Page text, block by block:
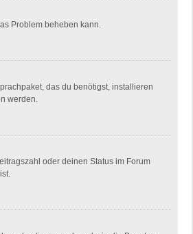
Problem beheben kann.
das du benötigst, installieren
werden.
oder deinen Status im Forum